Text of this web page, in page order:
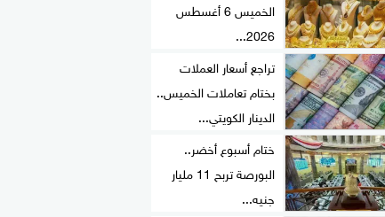
الخميس 6 أغسطس
2026...
تراجع أسعار العملات
بختام تعاملات الخميس..
الدينار الكويتي...
ختام أسبوع أخضر..
البورصة تربح 11 مليار
جنيه...